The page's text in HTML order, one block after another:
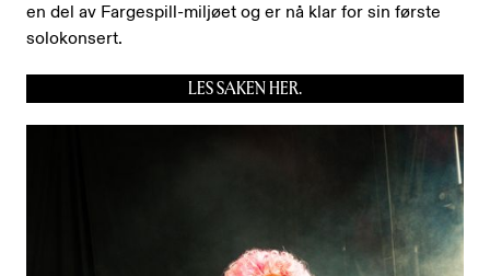
en del av Fargespill-miljøet og er nå klar for sin første
solokonsert.
LES SAKEN HER.